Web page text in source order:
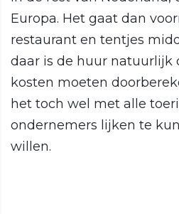
Europa. Het gaat dan
restaurant en tentjes
daar is de huur natuurlijk
kosten moeten
het toch wel met alle
ondernemers lijken te
willen.